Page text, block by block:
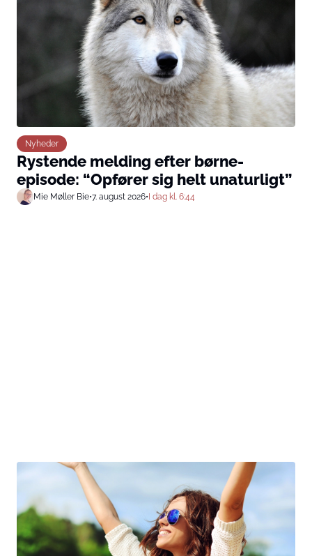
Nyheder
Rystende melding efter børne-
episode: “Opfører sig helt unaturligt”
Mie Møller Bie•7. august 2026•I dag kl. 6:44